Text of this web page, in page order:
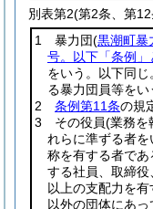
別表第2(第2条、第
1 暴力団(黒潮町暴
号。以下「条例」
をいう。以下同じ
る暴力団員等を
2 条例第11条の規
3 その役員(業務を
れらに準ずる者
称を有する者で
する社員、取締
以上の支配力を
以外の団体にあ